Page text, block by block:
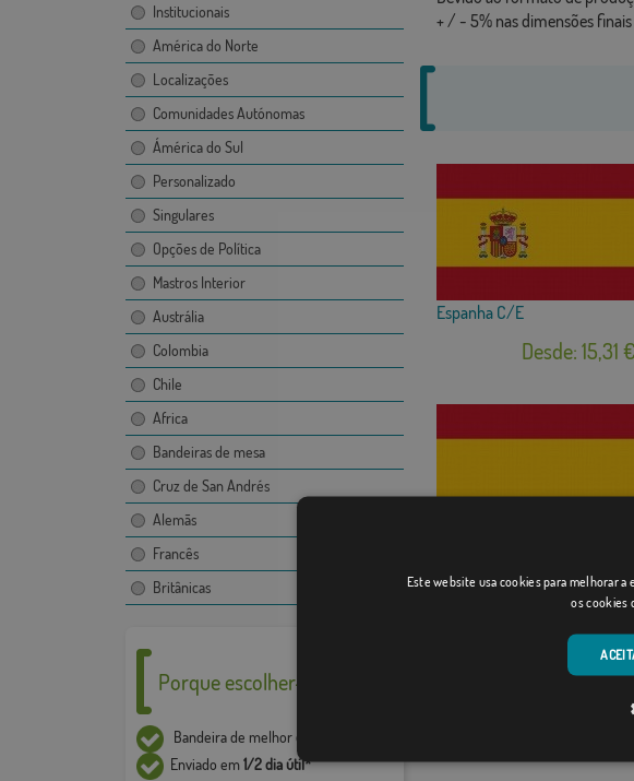
Institucionais
América do Norte
Localizações
Comunidades Autónomas
Ámérica do Sul
Personalizado
Singulares
Opções de Política
Mastros Interior
Austrália
Colombia
Chile
Africa
Bandeiras de mesa
Cruz de San Andrés
Alemãs
Francês
Britânicas
Porque escolher-nos ___
Bandeira de melhorqualidade
Enviado em1/2 dia útil*
+ / - 5% nas dimensões
Espanha C/E
Desde: 15,31 €
Desde: 15,31
Este website usa cookies para melhorar
os cookies